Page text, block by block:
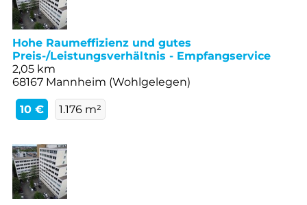
Hohe Raumeffizienz und gutes
Preis-/Leistungsverhältnis - Empfangservice
2,05 km
68167 Mannheim (Wohlgelegen)
10 € 1.176 m²